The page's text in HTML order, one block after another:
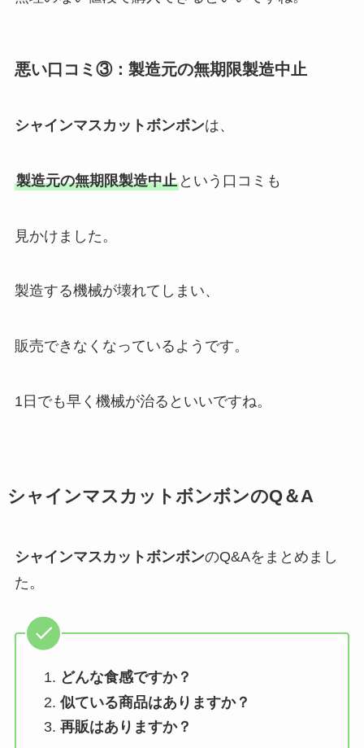
悪い口コミ③：製造元の無期限製造中止
シャインマスカットボンボンは、
製造元の無期限製造中止という口コミも
見かけました。
製造する機械が壊れてしまい、
販売できなくなっているようです。
1日でも早く機械が治るといいですね。
シャインマスカットボンボンのQ＆A
シャインマスカットボンボンのQ&Aをまとめまし
た。
どんな食感ですか？
似ている商品はありますか？
再販はありますか？